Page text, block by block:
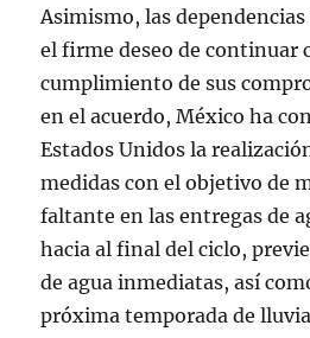
Asimismo, las
el firme deseo de continuar
cumplimiento de sus
en el acuerdo, México ha
Estados Unidos la
medidas con el objetivo de
faltante en las entregas de
hacia al final del ciclo,
de agua inmediatas, así
próxima temporada de